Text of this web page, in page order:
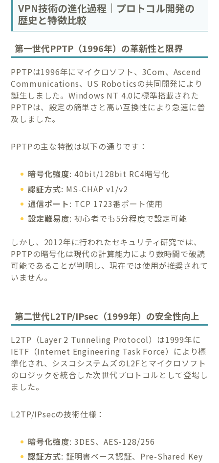
VPN技術の進化過程｜プロトコル開発の
歴史と特徴比較
第一世代PPTP（1996年）の革新性と限界
PPTPは1996年にマイクロソフト、3Com、Ascend
Communications、US Roboticsの共同開発により
誕生しました。Windows NT 4.0に標準搭載された
PPTPは、設定の簡単さと高い互換性により急速に普
及しました。
PPTPの主な特徴は以下の通りです：
暗号化強度: 40bit/128bit RC4暗号化
認証方式: MS-CHAP v1/v2
通信ポート: TCP 1723番ポート使用
設定難易度: 初心者でも5分程度で設定可能
しかし、2012年に行われたセキュリティ研究では、
PPTPの暗号化は現代の計算能力により数時間で破読
可能であることが判明し、現在では使用が推奨されて
いません。
第二世代L2TP/IPsec（1999年）の安全性向上
L2TP（Layer 2 Tunneling Protocol）は1999年に
IETF（Internet Engineering Task Force）により標
準化され、シスコシステムズのL2Fとマイクロソフト
のロジックを統合した次世代プロトコルとして登場し
ました。
L2TP/IPsecの技術仕様：
暗号化強度: 3DES、AES-128/256
認証方式: 証明書ベース認証、Pre-Shared Key